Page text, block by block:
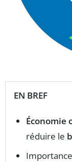
EN BREF
Économie
réduire le